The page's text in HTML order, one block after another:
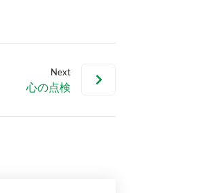
Next
心の点検